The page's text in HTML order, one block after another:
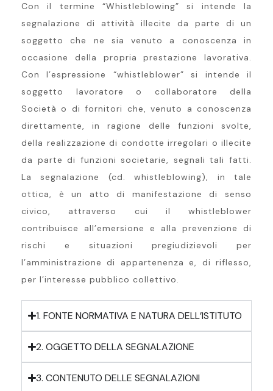
Con il termine “Whistleblowing” si intende la
segnalazione di attività illecite da parte di un
soggetto che ne sia venuto a conoscenza in
occasione della propria prestazione lavorativa.
Con l’espressione “whistleblower” si intende il
soggetto lavoratore o collaboratore della
Società o di fornitori che, venuto a conoscenza
direttamente, in ragione delle funzioni svolte,
della realizzazione di condotte irregolari o illecite
da parte di funzioni societarie, segnali tali fatti.
La segnalazione (cd. whistleblowing), in tale
ottica, è un atto di manifestazione di senso
civico, attraverso cui il whistleblower
contribuisce all’emersione e alla prevenzione di
rischi e situazioni pregiudizievoli per
l’amministrazione di appartenenza e, di riflesso,
per l’interesse pubblico collettivo.
1. FONTE NORMATIVA E NATURA DELL’ISTITUTO
2. OGGETTO DELLA SEGNALAZIONE
3. CONTENUTO DELLE SEGNALAZIONI